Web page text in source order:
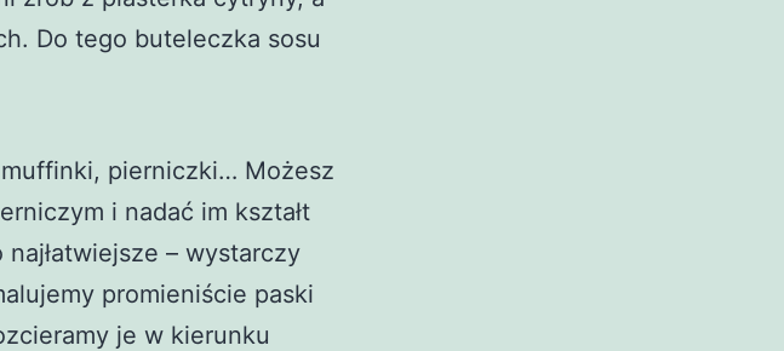
Do tego buteleczka sosu
pierniczki… Możesz
i nadać im kształt
– wystarczy
promieniście paski
je w kierunku